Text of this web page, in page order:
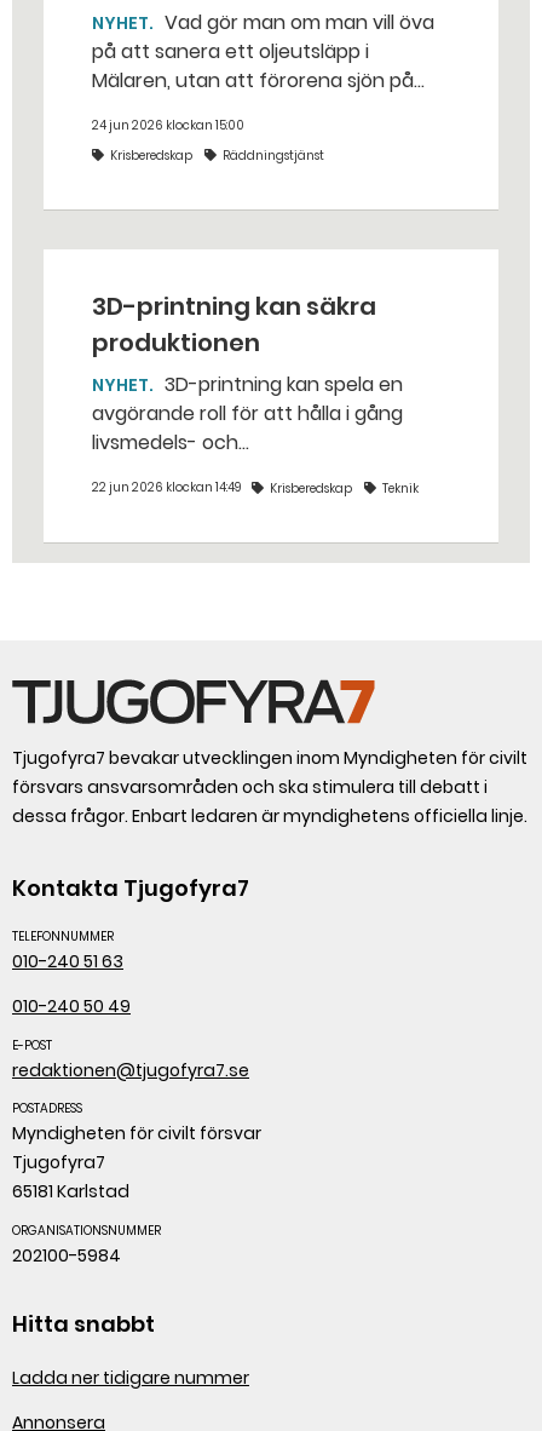
NYHET
på att sanera ett oljeutsläpp i
Mälaren, utan att förorena sjön på
stället. Det gjorde räddningstjänsten i
Eskilstuna – tio kubikmeter närmare
24 jun 2026 klockan 15:00
Krisberedskap
Räddningstjänst
3D-printning kan säkra
produktionen
NYHET
avgörande roll för att hålla i gång
livsmedels- och
krig. – Det går att vinna mycket tid
säger Susanne Norén, enhetschef vid
22 jun 2026 klockan 14:49 Krisberedskap Teknik
Tjugofyra7 bevakar utvecklingen inom Myndigheten för civilt
försvars ansvarsområden och ska stimulera till debatt i
dessa frågor. Enbart ledaren är myndighetens officiella linje.
Kontakta Tjugofyra7
TELEFONNUMMER
010-240 51 63
010-240 50 49
E-POST
redaktionen@tjugofyra7.se
POSTADRESS
Myndigheten för civilt försvar
Tjugofyra7
65181 Karlstad
ORGANISATIONSNUMMER
202100-5984
Hitta snabbt
Ladda ner tidigare nummer
Annonsera